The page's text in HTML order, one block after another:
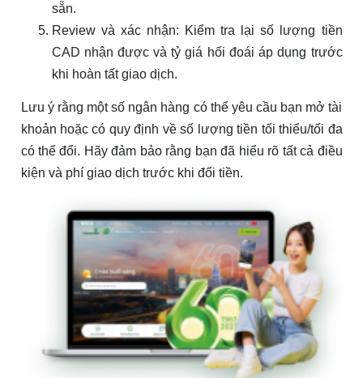
sẵn.
Review và xác nhận: Kiểm tra lại số lượng tiền
CAD nhận được và tỷ giá hối đoái áp dụng trước
khi hoàn tất giao dịch.
Lưu ý rằng một số ngân hàng có thể yêu cầu bạn mở tài
khoản hoặc có quy định về số lượng tiền tối thiểu/tối đa
có thể đổi. Hãy đảm bảo rằng bạn đã hiểu rõ tất cả điều
kiện và phí giao dịch trước khi đổi tiền.